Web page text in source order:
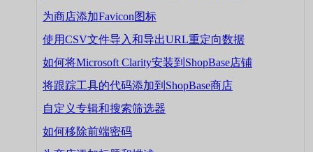
为商店添加Favicon图标
使用CSV文件导入和导出URL重定向数据
如何将Microsoft Clarity安装到ShopBase店铺
将跟踪工具的代码添加到ShopBase商店
自定义专辑和搜索筛选器
如何移除前端密码